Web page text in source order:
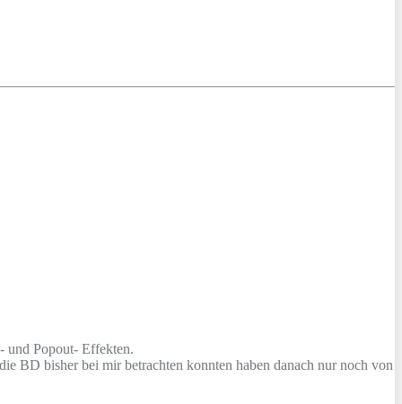
und Popout- Effekten.
BD bisher bei mir betrachten konnten haben danach nur noch von